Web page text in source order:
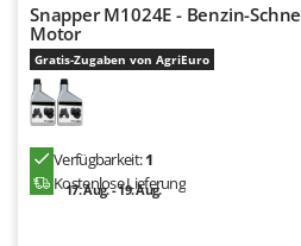
Snapper M1024E - Benzin-
Motor
Gratis-Zugaben von AgriEuro
Verfügbarkeit:1
Kostenlose Lieferung
17. Aug. - 19. Aug.